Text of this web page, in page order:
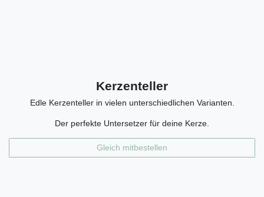
Kerzenteller
Edle Kerzenteller in vielen unterschiedlichen Varianten.
Der perfekte Untersetzer für deine Kerze.
Gleich mitbestellen